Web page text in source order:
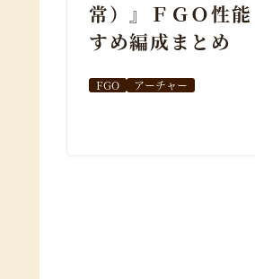
常）』ＦＧＯ性
すめ編成まとめ
FGO アーチャー